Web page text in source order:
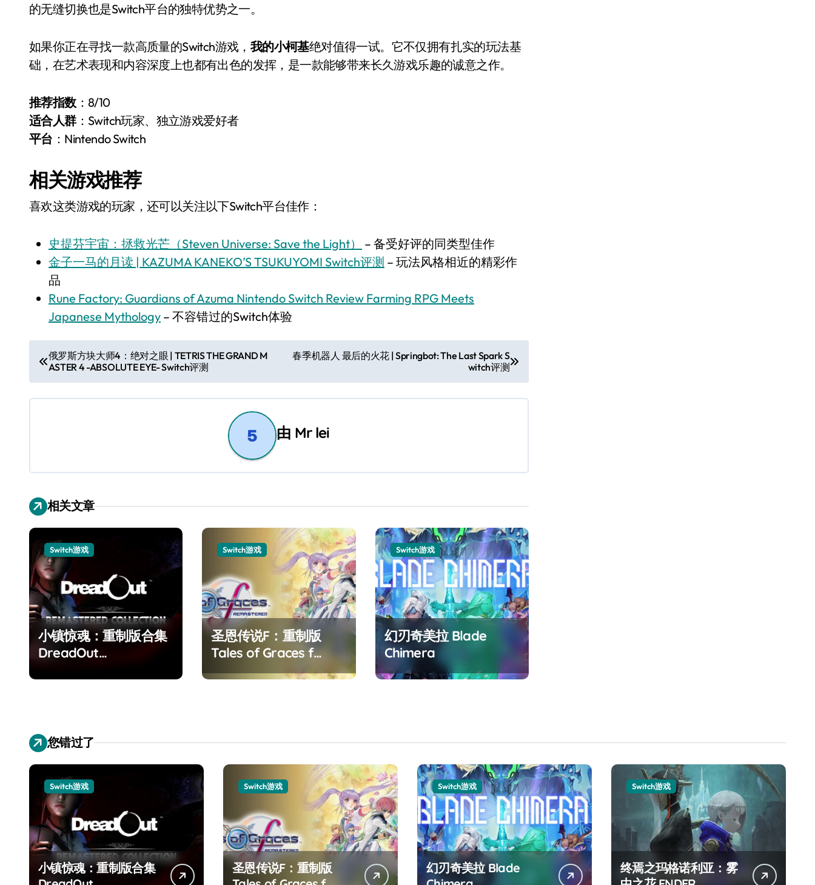
的无缝切换也是Switch平台的独特优势之一。
如果你正在寻找一款高质量的Switch游戏， 我的小柯基绝对值得一试。它不仅拥有扎实的玩法基
础，在艺术表现和内容深度上也都有出色的发挥，是一款能够带来长久游戏乐趣的诚意之作。
推荐指数：8/10
适合人群：Switch玩家、独立游戏爱好者
平台 ：Nintendo Switch
相关游戏推荐
喜欢这类游戏的玩家，还可以关注以下Switch平台佳作：
史提芬宇宙：拯救光芒（Steven Universe: Save the Light）
– 备受好评的同类型佳作
金子一马的月读 | KAZUMA KANEKO’S TSUKUYOMI Switch评测 – 玩法风格相近的精彩作
品
Rune Factory: Guardians of Azuma Nintendo Switch Review Farming RPG Meets
Japanese Mythology – 不容错过的Switch体验
文
章
导
俄罗斯方块大师4：绝对之眼 | TETRIS THE GRAND M
ASTER 4 -ABSOLUTE EYE- Switch评测
春季机器人 最后的火花 | Springbot: The Last Spark S
witch评测
由 Mr lei
相关文章
Switch游戏
小镇惊魂：重制版合集
DreadOut
Remastered
Switch游戏
圣恩传说F：重制版
Tales of Graces f
Remastered
Switch游戏
幻刃奇美拉 Blade
Chimera
您错过了
Switch游戏
小镇惊魂：重制版合集
Switch游戏
圣恩传说F：重制版
Switch游戏
幻刃奇美拉 Blade
Switch游戏
终焉之玛格诺利亚：雾